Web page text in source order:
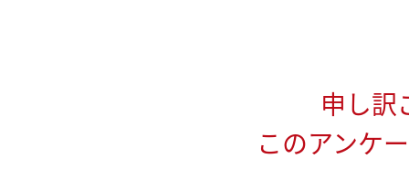
申し訳
このアンケ